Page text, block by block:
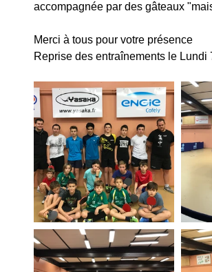
accompagnée par des gâteaux
Merci à tous pour votre présence
Reprise des entraînements le Lundi